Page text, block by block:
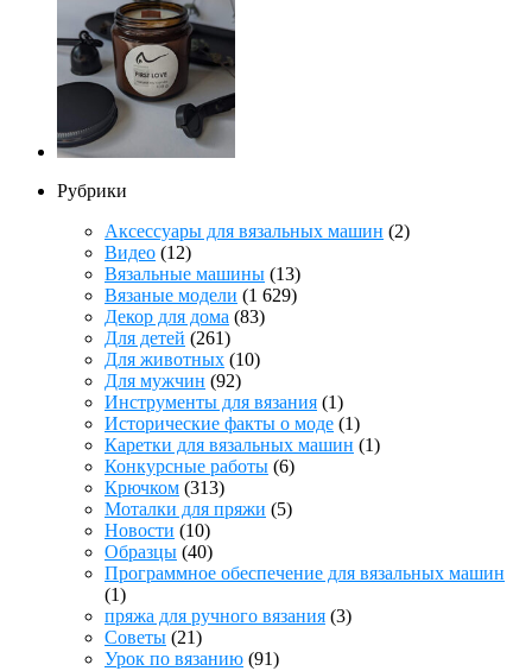
Рубрики
Аксессуары для вязальных машин (2)
Видео (12)
Вязальные машины (13)
Вязаные модели (1 629)
Декор для дома (83)
Для детей (261)
Для животных (10)
Для мужчин (92)
Инструменты для вязания (1)
Исторические факты о моде (1)
Каретки для вязальных машин (1)
Конкурсные работы (6)
Крючком (313)
Моталки для пряжи (5)
Новости (10)
Образцы (40)
Программное обеспечение для вязальных машин
(1)
пряжа для ручного вязания (3)
Советы (21)
Урок по вязанию (91)